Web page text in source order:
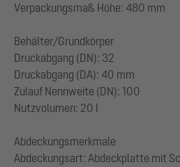
Verpackungsmaß Höhe: 480 mm
Behälter/Grundkörper
Druckabgang (DN): 32
Druckabgang (DA): 40 mm
Zulauf Nennweite (DN): 100
Nutzvolumen: 20 l
Abdeckungsmerkmale
Abdeckungsart: Abdeckplatte mit